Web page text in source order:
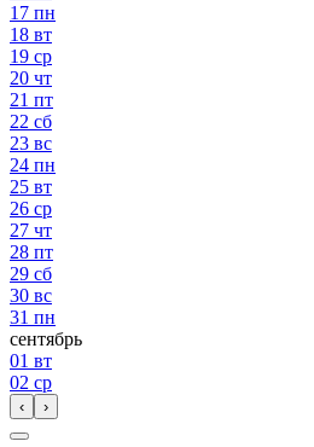
17 пн
18 вт
19 ср
20 чт
21 пт
22 сб
23 вс
24 пн
25 вт
26 ср
27 чт
28 пт
29 сб
30 вс
31 пн
сентябрь
01 вт
02 ср
‹ ›